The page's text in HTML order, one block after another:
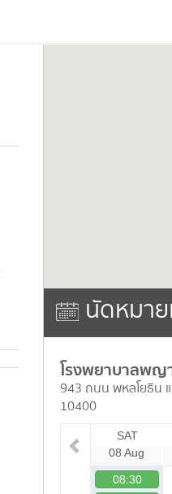
นัดหมา
โรงพยาบาลพญ
943 ถนน พหลโยธิน
10400
SAT
08 Aug
08:30